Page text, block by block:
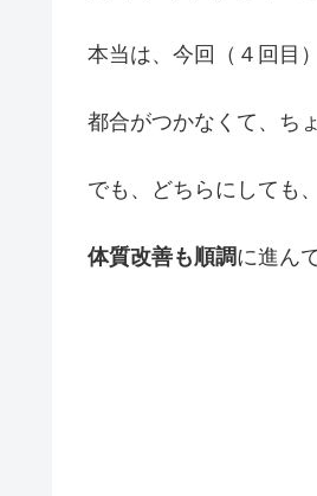
本当は、今回（４回目
都合がつかなくて、ち
でも、どちらにしても
体質改善も順調に進ん